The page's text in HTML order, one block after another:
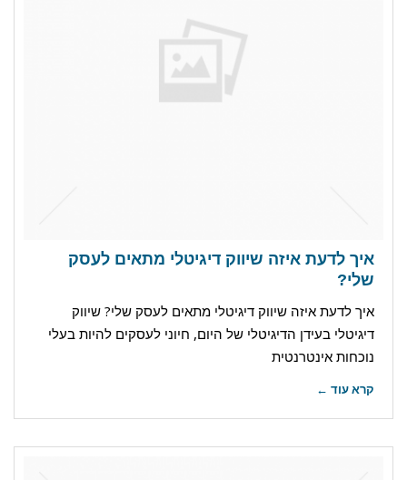
איך לדעת איזה שיווק דיגיטלי מתאים לעסק
שלי?
איך לדעת איזה שיווק דיגיטלי מתאים לעסק שלי? שיווק
דיגיטלי בעידן הדיגיטלי של היום, חיוני לעסקים להיות בעלי
נוכחות אינטרנטית
קרא עוד ←